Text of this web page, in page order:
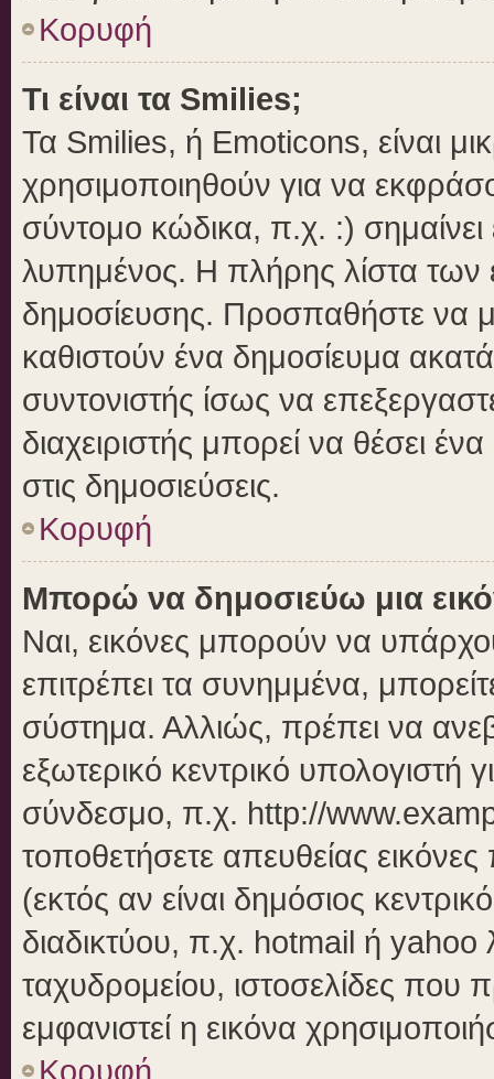
Κορυφή
Τι είναι τα Smilies;
Τα Smilies, ή Emoticons, είναι
χρησιμοποιηθούν για να
σύντομο κώδικα, π.χ. :)
λυπημένος. Η πλήρης λίστα των
δημοσίευσης. Προσπαθήστε να
καθιστούν ένα δημοσίευμα
συντονιστής ίσως να
διαχειριστής μπορεί να θέσει
στις δημοσιεύσεις.
Κορυφή
Μπορώ να δημοσιεύω μια
Ναι, εικόνες μπορούν να
επιτρέπει τα συνημμένα,
σύστημα. Αλλιώς, πρέπει να
εξωτερικό κεντρικό υπολογιστή
σύνδεσμο, π.χ. http://
τοποθετήσετε απευθείας
(εκτός αν είναι δημόσιος
διαδικτύου, π.χ. hotmail ή yahoo
ταχυδρομείου, ιστοσελίδες που
εμφανιστεί η εικόνα
Κορυφή